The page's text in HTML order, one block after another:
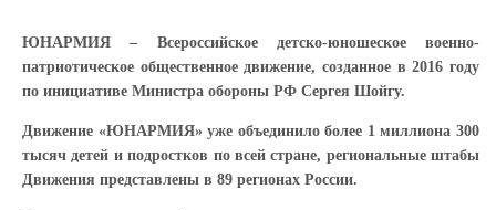
ЮНАРМИЯ – Всероссийское детско-юношеское военно-
патриотическое общественное движение, созданное в 2016 году
по инициативе Министра обороны РФ Сергея Шойгу.
Движение «ЮНАРМИЯ» уже объединило более 1 миллиона 300
тысяч детей и подростков по всей стране, региональные штабы
Движения представлены в 89 регионах России.